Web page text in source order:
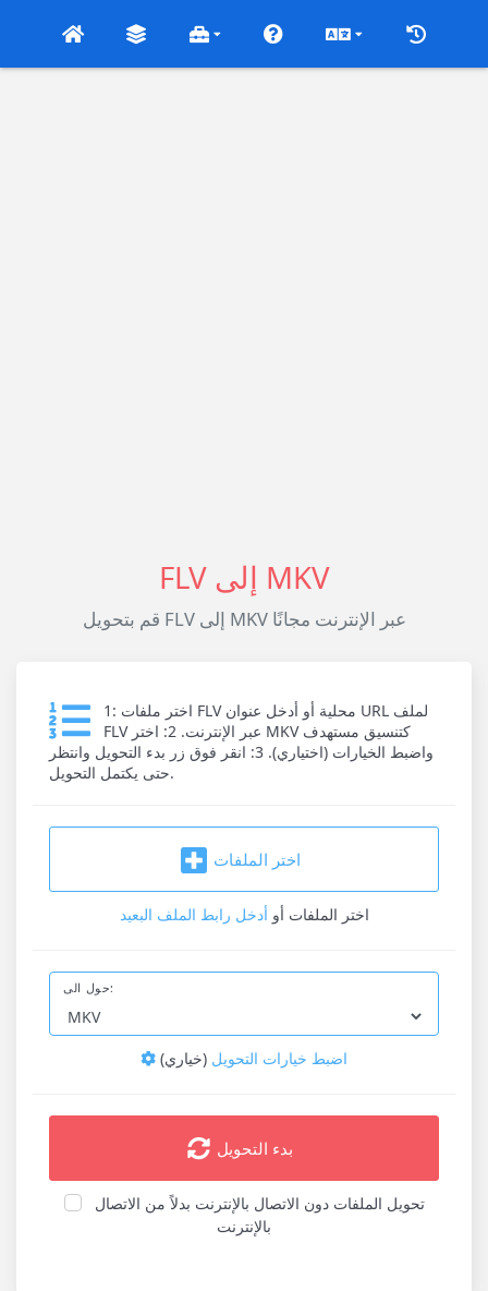
FLV إلى MKV
قم بتحويل FLV إلى MKV عبر الإنترنت مجانًا
1: اختر ملفات FLV محلية أو أدخل عنوان URL لملف
FLV عبر الإنترنت. 2: اختر MKV كتنسيق مستهدف
واضبط الخيارات (اختياري). 3: انقر فوق زر بدء التحويل وانتظر
حتى يكتمل التحويل.
اختر الملفات
اختر الملفات أو أدخل رابط الملف البعيد
حول الى:
اضبط خيارات التحويل (خياري)
بدء التحويل
تحويل الملفات دون الاتصال بالإنترنت بدلاً من الاتصال
بالإنترنت